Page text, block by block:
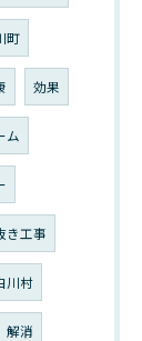
町
効果
ム
き工事
川村
解消